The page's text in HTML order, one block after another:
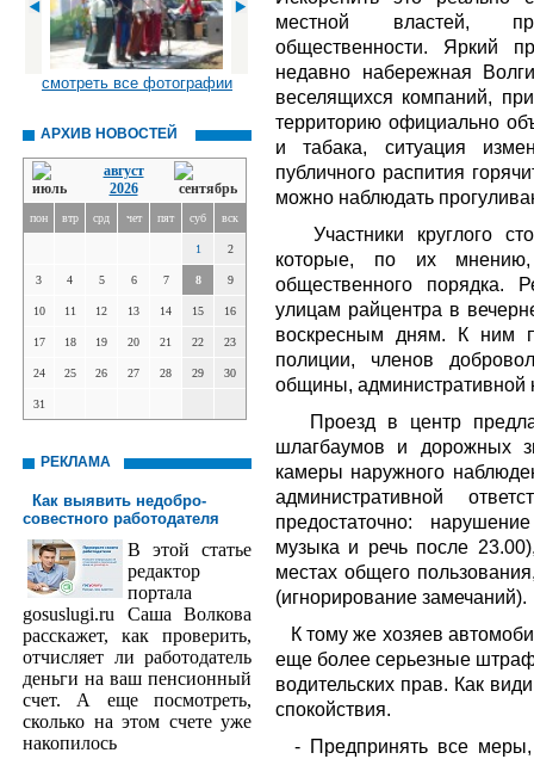
смотреть все фотографии
АРХИВ НОВОСТЕЙ
август
2026
пон втр срд чет пят суб вск
1 2
3 4 5 6 7 8 9
10 11 12 13 14 15 16
17 18 19 20 21 22 23
24 25 26 27 28 29 30
31
РЕКЛАМА
Как выявить недобро­
совестного работодателя
В этой статье
редактор
порта­ла
gosuslugi.ru Саша Волкова
расскажет, как проверить,
отчисляет ли работодатель
деньги на ваш пенсионный
счет. А еще посмотреть,
сколько на этом счете уже
накопилось
местной властей,
общественности. Яркий
недавно набережная
веселящихся компаний,
территорию официально
и табака, ситуация
публичного распития
можно наблюдать
Участники круглого
которые, по их мнению,
общественного
улицам райцентра в
воскресным дням. К ним
полиции, членов
общины,
Проезд в центр
шлагбаумов и дорожных
камеры наружного
административной
предостаточно:
музыка и речь после
местах общего
(игнорирование замечаний).
К тому же хозяев
еще более серьезные
водительских прав. Как
спокойствия.
- Предпринять все меры,